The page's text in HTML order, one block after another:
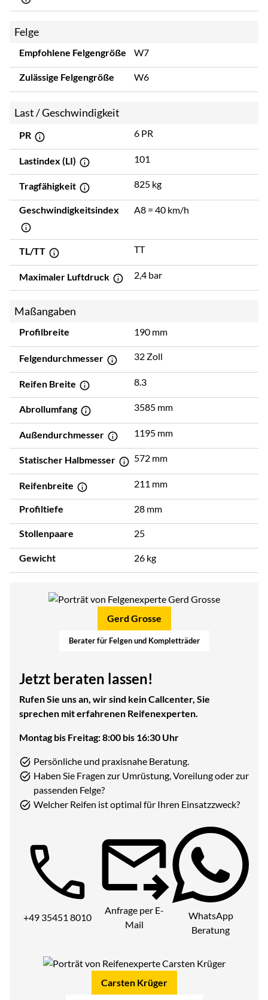
Felge
Empfohlene Felgengröße W7
Zulässige Felgengröße W6
Last / Geschwindigkeit
PR 6 PR
Lastindex (LI) 101
Tragfähigkeit 825 kg
Geschwindigkeitsindex A8 = 40 km/h
TL/TT TT
Maximaler Luftdruck 2,4 bar
Maßangaben
Profilbreite 190 mm
Felgendurchmesser 32 Zoll
Reifen Breite 8.3
Abrollumfang 3585 mm
Außendurchmesser 1195 mm
Statischer Halbmesser 572 mm
Reifenbreite 211 mm
Profiltiefe 28 mm
Stollenpaare 25
Gewicht 26 kg
Gerd Grosse
Berater für Felgen und Kompletträder
Jetzt beraten lassen!
Rufen Sie uns an, wir sind kein Callcenter, Sie
sprechen mit erfahrenen Reifenexperten.
Montag bis Freitag: 8:00 bis 16:30 Uhr
Persönliche und praxisnahe Beratung.
Haben Sie Fragen zur Umrüstung, Voreilung oder zur
passenden Felge?
Welcher Reifen ist optimal für Ihren Einsatzzweck?
Telefon:
+49 35451 8010
Anfrage per E-
Mail
WhatsApp
Beratung
Carsten Krüger